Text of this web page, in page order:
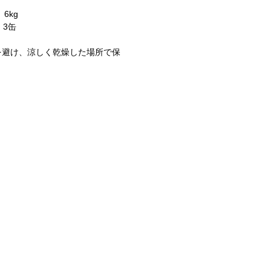
缶
け、涼しく乾燥した場所で保